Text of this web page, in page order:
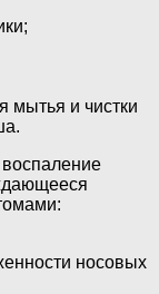
мытья и чистки
воспаление
носовых